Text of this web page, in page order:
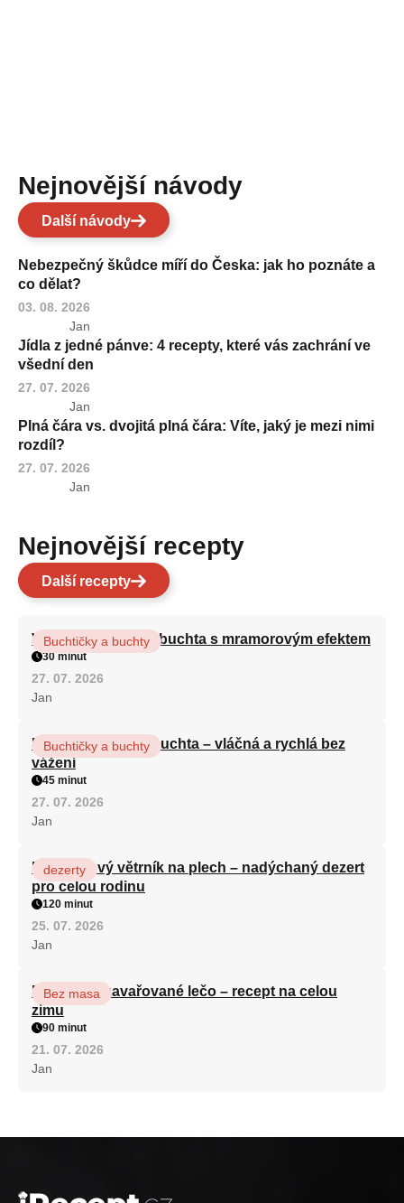
Nejnovější návody
Další návody
Nebezpečný škůdce míří do Česka: jak ho poznáte a
co dělat?
03. 08. 2026
Jan
Jídla z jedné pánve: 4 recepty, které vás zachrání ve
všední den
27. 07. 2026
Jan
Plná čára vs. dvojitá plná čára: Víte, jaký je mezi nimi
rozdíl?
27. 07. 2026
Jan
Nejnovější recepty
Další recepty
Vláčná olejová litá buchta s mramorovým efektem
Buchtičky a buchty
30 minut
27. 07. 2026
Jan
Hrnková maková buchta – vláčná a rychlá bez
vážení
Buchtičky a buchty
45 minut
27. 07. 2026
Jan
Karamelový větrník na plech – nadýchaný dezert
pro celou rodinu
dezerty
120 minut
25. 07. 2026
Jan
Babiččino zavařované lečo – recept na celou
zimu
Bez masa
90 minut
21. 07. 2026
Jan